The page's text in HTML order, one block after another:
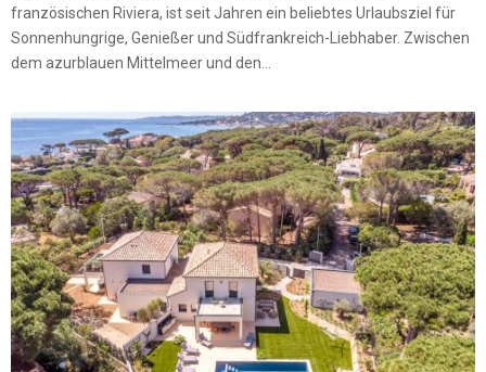
französischen Riviera, ist seit Jahren ein beliebtes Urlaubsziel für
Sonnenhungrige, Genießer und Südfrankreich-Liebhaber. Zwischen
dem azurblauen Mittelmeer und den...